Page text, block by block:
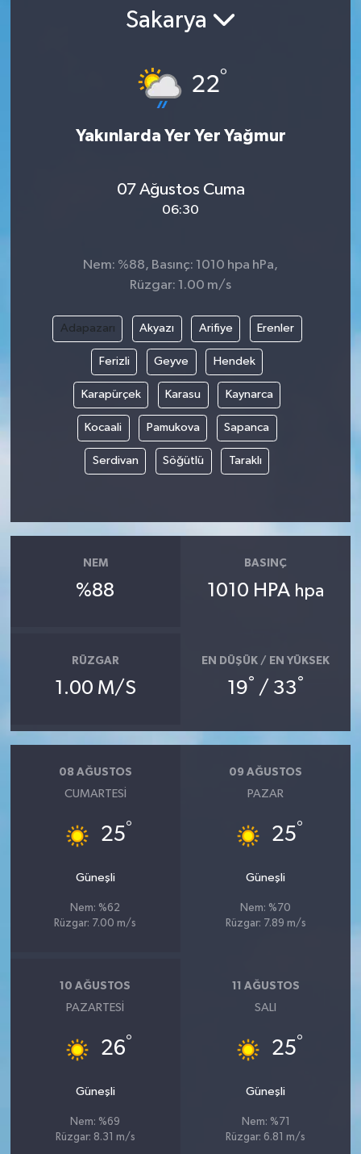
Sakarya
22°
Yakınlarda Yer Yer Yağmur
07 Ağustos Cuma
06:30
Nem: %88, Basınç: 1010 hpa hPa,
Rüzgar: 1.00 m/s
Adapazarı Akyazı Arifiye Erenler
Ferizli Geyve Hendek
Karapürçek Karasu Kaynarca
Kocaali Pamukova Sapanca
Serdivan Söğütlü Taraklı
NEM
%88
BASINÇ
1010 HPA hpa
RÜZGAR
1.00 M/S
EN DÜŞÜK / EN YÜKSEK
19° / 33°
08 AĞUSTOS
CUMARTESI
25°
Güneşli
Nem: %62
Rüzgar: 7.00 m/s
09 AĞUSTOS
PAZAR
25°
Güneşli
Nem: %70
Rüzgar: 7.89 m/s
10 AĞUSTOS
PAZARTESI
26°
Güneşli
Nem: %69
Rüzgar: 8.31 m/s
11 AĞUSTOS
SALI
25°
Güneşli
Nem: %71
Rüzgar: 6.81 m/s